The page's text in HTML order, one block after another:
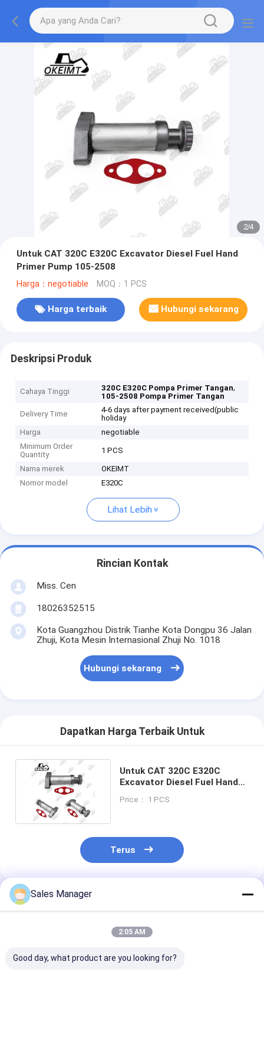
2/4
Untuk CAT 320C E320C Excavator Diesel Fuel Hand
Primer Pump 105-2508
Harga：negotiable MOQ：1 PCS
Harga terbaik Hubungi sekarang
Deskripsi Produk
Cahaya Tinggi 320C E320C Pompa Primer Tangan,
105-2508 Pompa Primer Tangan
Delivery Time
4-6 days after payment received(public
holiday
Harga
negotiable
Minimum Order
Quantity
1 PCS
Nama merek
OKEIMT
Nomor model
E320C
Lihat Lebih
Rincian Kontak
Miss. Cen
18026352515
Kota Guangzhou Distrik Tianhe Kota Dongpu 36 Jalan
Zhuji, Kota Mesin Internasional Zhuji No. 1018
Hubungi sekarang
Dapatkan Harga Terbaik Untuk
Untuk CAT 320C E320C
Excavator Diesel Fuel Hand
Price： 1 PCS
Terus
Rekomendasi Produk
Sales Manager
2:05 AM
Good day, what product are you looking for?